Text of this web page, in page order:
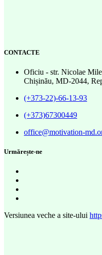
CONTACTE
Oficiu - str. Nicolae
Chișinău, MD-2044,
(+373-22)-66-13-93
(+373)67300449
office@motivation-
Urmărește-ne
Versiunea veche a site-ului